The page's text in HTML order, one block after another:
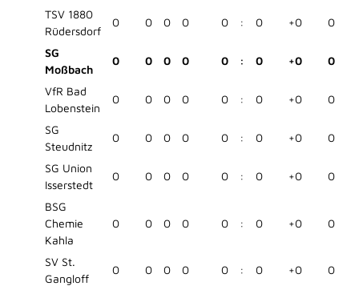
TSV 1880
Rüdersdorf
0 0 0 0 0 : 0 +0 0
SG
Moßbach
0 0 0 0 0 : 0 +0 0
VfR Bad
Lobenstein
0 0 0 0 0 : 0 +0 0
SG
Steudnitz
0 0 0 0 0 : 0 +0 0
SG Union
Isserstedt
0 0 0 0 0 : 0 +0 0
BSG
Chemie
Kahla
0 0 0 0 0 : 0 +0 0
SV St.
Gangloff
0 0 0 0 0 : 0 +0 0